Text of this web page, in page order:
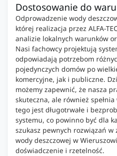
Dostosowanie do
Odprowadzenie wody
której realizacja przez ALFA-
analizie lokalnych warunków
Nasi fachowcy projektują
odpowiadają potrzebom
pojedynczych domów po
komercyjne, jak i publiczne.
możemy zapewnić, że nasza
skuteczna, ale również
tego jest długotrwałe i
systemu, co powinno być dla
szukasz pewnych rozwiązań
wody deszczowej w
doświadczenie i rzetelność.